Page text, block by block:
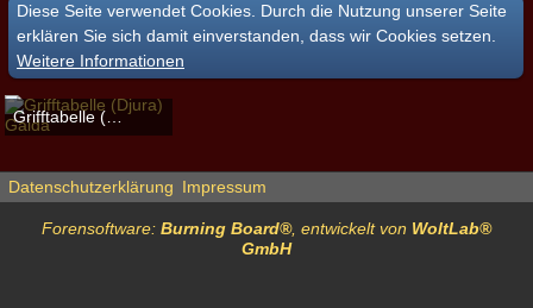
Diese Seite verwendet Cookies. Durch die Nutzung unserer Seite
erklären Sie sich damit einverstanden, dass wir Cookies setzen.
Weitere Informationen
Grifftabelle (Djura) Gaida
Schelmenkopf-17. April 2023
Datenschutzerklärung Impressum
Forensoftware: Burning Board®, entwickelt von WoltLab®
GmbH